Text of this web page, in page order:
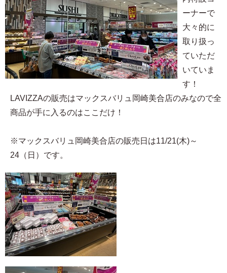
ーナーで
大々的に
取り扱っ
ていただ
いていま
す！
LAVIZZAの販売はマックスバリュ岡崎美合店のみなので全
商品が手に入るのはここだけ！
※マックスバリュ岡崎美合店の販売日は11/21(木)～
24（日）です。